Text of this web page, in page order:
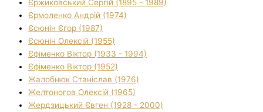
Єржиковський Сергій (1895 - 1989)
Єрмоленко Андрій (1974)
Єсюнін Єгор (1987)
Єсюнін Олексій (1955)
Єфіменко Віктор (1933 - 1994)
Єфіменко Віктор (1952)
Жалобнюк Станіслав (1976)
Желтоногов Олексій (1965)
Жердзицький Євген (1928 - 2000)